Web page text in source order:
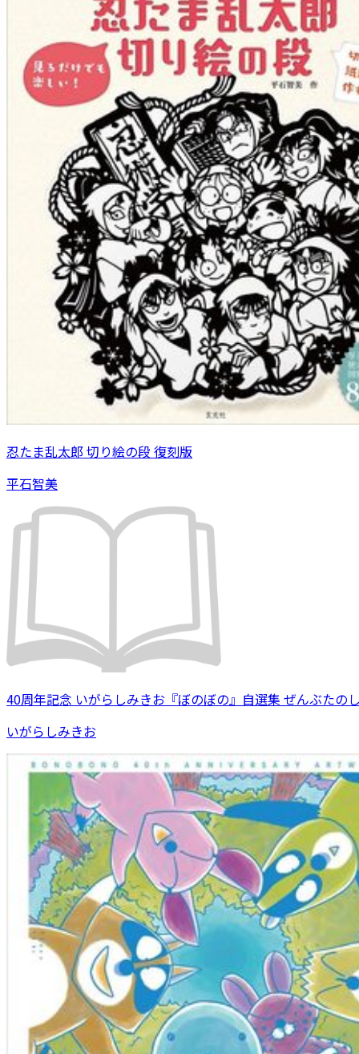
忍たま乱太郎 切り絵の段 復刻版
平石智美
40周年記念 いがらしみきお『ぼのぼの』自選集 ぜんぶたの
いがらしみきお